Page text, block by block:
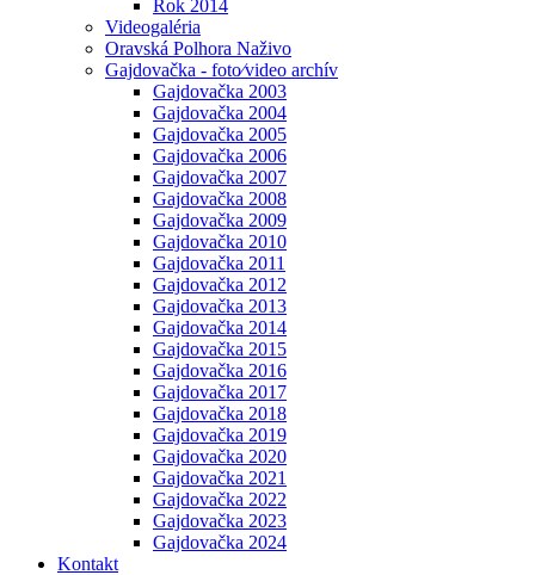
Rok 2014
Videogaléria
Oravská Polhora Naživo
Gajdovačka - foto⁄video archív
Gajdovačka 2003
Gajdovačka 2004
Gajdovačka 2005
Gajdovačka 2006
Gajdovačka 2007
Gajdovačka 2008
Gajdovačka 2009
Gajdovačka 2010
Gajdovačka 2011
Gajdovačka 2012
Gajdovačka 2013
Gajdovačka 2014
Gajdovačka 2015
Gajdovačka 2016
Gajdovačka 2017
Gajdovačka 2018
Gajdovačka 2019
Gajdovačka 2020
Gajdovačka 2021
Gajdovačka 2022
Gajdovačka 2023
Gajdovačka 2024
Kontakt